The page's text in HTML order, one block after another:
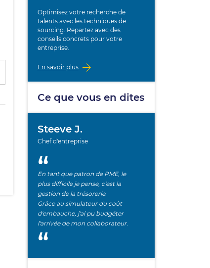
Optimisez votre recherche de
talents avec les techniques de
sourcing. Repartez avec des
conseils concrets pour votre
entreprise.
En savoir plus
Ce que vous en dites
Steeve J.
Chef d'entreprise
En tant que patron de PME, le
plus difficile je pense, c'est la
gestion de la trésorerie.
Grâce au simulateur du coût
d'embauche, j'ai pu budgéter
l'arrivée de mon collaborateur.